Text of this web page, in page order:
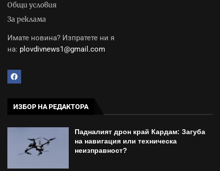
Общи условия
За реклама
Имате новина? Изпратете ни я
на: plovdivnews1@gmail.com
ИЗБОР НА РЕДАКТОРА
Падналият дрон край Кардам: Загуба
на навигация или техническа
неизправност?